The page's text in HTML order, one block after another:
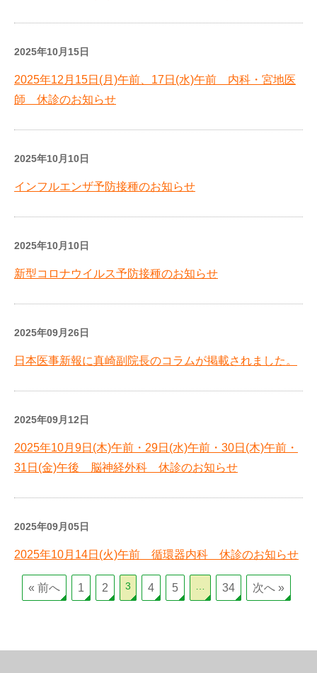
2025年10月15日
2025年12月15日(月)午前、17日(水)午前 内科・宮地医
師 休診のお知らせ
2025年10月10日
インフルエンザ予防接種のお知らせ
2025年10月10日
新型コロナウイルス予防接種のお知らせ
2025年09月26日
日本医事新報に真崎副院長のコラムが掲載されました。
2025年09月12日
2025年10月9日(木)午前・29日(水)午前・30日(木)午前・
31日(金)午後 脳神経外科 休診のお知らせ
2025年09月05日
2025年10月14日(火)午前 循環器内科 休診のお知らせ
« 前へ 1 2 3 4 5 34 次へ »